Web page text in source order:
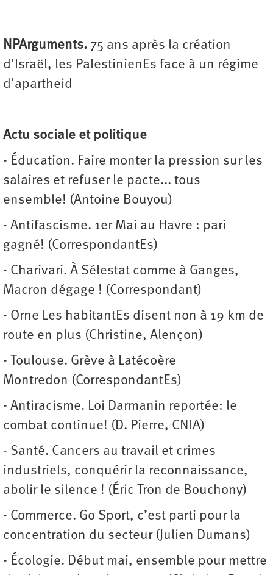
NPArguments. 75 ans après la création
d'Israël, les PalestinienEs face à un régime
d'apartheid
Actu sociale et politique
- Éducation. Faire monter la pression sur les
salaires et refuser le pacte... tous
ensemble! (Antoine Bouyou)
- Antifascisme. 1er Mai au Havre : pari
gagné! (CorrespondantEs)
- Charivari. À Sélestat comme à Ganges,
Macron dégage ! (Correspondant)
- Orne Les habitantEs disent non à 19 km de
route en plus (Christine, Alençon)
- Toulouse. Grève à Latécoère
Montredon (CorrespondantEs)
- Antiracisme. Loi Darmanin reportée: le
combat continue! (D. Pierre, CNIA)
- Santé. Cancers au travail et crimes
industriels, conquérir la reconnaissance,
abolir le silence ! (Éric Tron de Bouchony)
- Commerce. Go Sport, c’est parti pour la
concentration du secteur (Julien Dumans)
- Écologie. Début mai, ensemble pour mettre